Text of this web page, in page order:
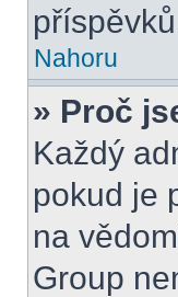
Nahoru
» Proč
Každý
pokud je
na
Group